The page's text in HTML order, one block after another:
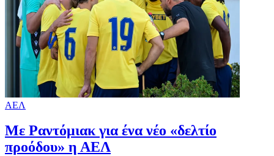
ΑΕΛ
Με Ραντόμιακ για ένα νέο «δελτίο
προόδου» η ΑΕΛ